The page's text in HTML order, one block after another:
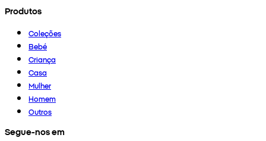
Produtos
Coleções
Bebé
Criança
Casa
Mulher
Homem
Outros
Segue-nos em